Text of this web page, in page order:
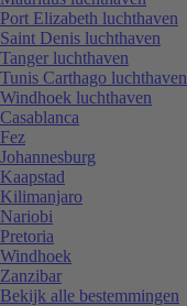
Port Elizabeth luchthaven
Saint Denis luchthaven
Tanger luchthaven
Tunis Carthago luchthaven
Windhoek luchthaven
Casablanca
Fez
Johannesburg
Kaapstad
Kilimanjaro
Nariobi
Pretoria
Windhoek
Zanzibar
Bekijk alle bestemmingen